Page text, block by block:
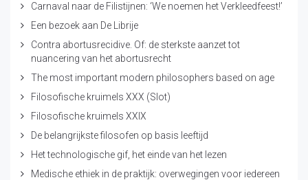
Carnaval naar de Filistijnen: ‘We noemen het Verkleedfeest!’
Een bezoek aan De Librije
Contra abortusrecidive. Of: de sterkste aanzet tot
nuancering van het abortusrecht
The most important modern philosophers based on age
Filosofische kruimels XXX (Slot)
Filosofische kruimels XXIX
De belangrijkste filosofen op basis leeftijd
Het technologische gif, het einde van het lezen
Medische ethiek in de praktijk: overwegingen voor iedereen